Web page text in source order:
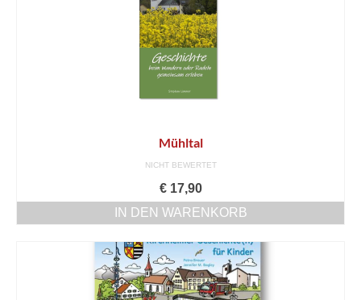
Mühltal
NICHT BEWERTET
€17,90
IN DEN WARENKORB